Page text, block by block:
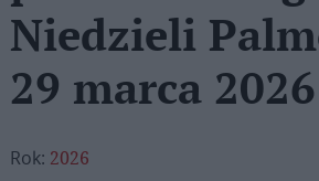
Niedzieli
29 marca 2026
Rok: 2026